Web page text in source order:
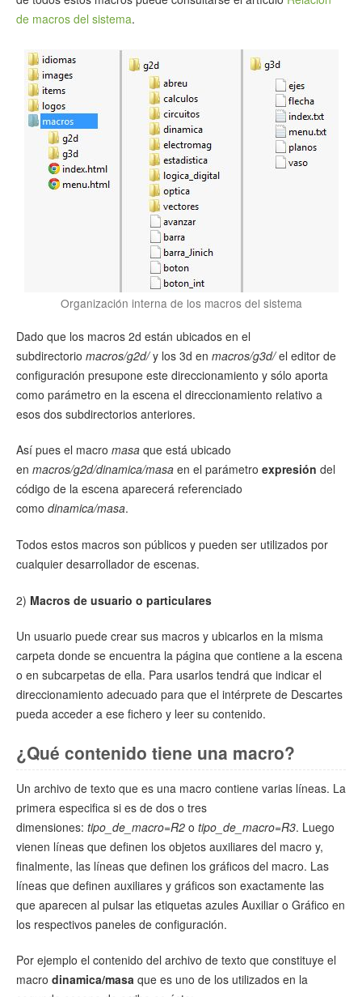
de macros del sistema.
Organización interna de los macros del sistema
Dado que los macros 2d están ubicados en el
subdirectorio macros/g2d/y los 3d en macros/g3d/el editor de
configuración presupone este direccionamiento y sólo aporta
como parámetro en la escena el direccionamiento relativo a
esos dos subdirectorios anteriores.
Así pues el macro masa que está ubicado
en macros/g2d/dinamica/masa en el parámetro expresión del
código de la escena aparecerá referenciado
como dinamica/masa.
Todos estos macros son públicos y pueden ser utilizados por
cualquier desarrollador de escenas.
2) Macros de usuario o particulares
Un usuario puede crear sus macros y ubicarlos en la misma
carpeta donde se encuentra la página que contiene a la escena
o en subcarpetas de ella. Para usarlos tendrá que indicar el
direccionamiento adecuado para que el intérprete de Descartes
pueda acceder a ese fichero y leer su contenido.
¿Qué contenido tiene una macro?
Un archivo de texto que es una macro contiene varias líneas. La
primera especifica si es de dos o tres
dimensiones: tipo_de_macro=R2 o tipo_de_macro=R3. Luego
vienen líneas que definen los objetos auxiliares del macro y,
finalmente, las líneas que definen los gráficos del macro. Las
líneas que definen auxiliares y gráficos son exactamente las
que aparecen al pulsar las etiquetas azules Auxiliar o Gráfico en
los respectivos paneles de configuración.
Por ejemplo el contenido del archivo de texto que constituye el
macro dinamica/masa que es uno de los utilizados en la